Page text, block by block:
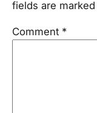
fields are marked
Comment *